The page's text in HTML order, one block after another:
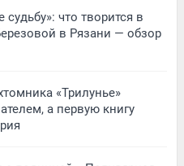
что творится в
в Рязани — обзор
«Трилунье»
а первую книгу